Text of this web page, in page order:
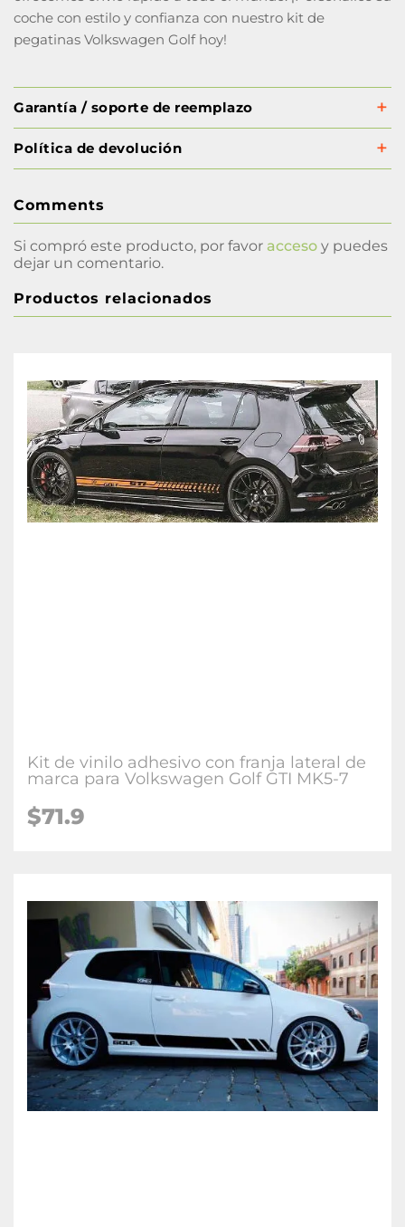
coche con estilo y confianza con nuestro kit de
pegatinas Volkswagen Golf hoy!
Garantía / soporte de reemplazo
Política de devolución
Comments
Si compró este producto, por favor acceso y puedes
dejar un comentario.
Productos relacionados
Kit de vinilo adhesivo con franja lateral de
marca para Volkswagen Golf GTI MK5-7
$71.9